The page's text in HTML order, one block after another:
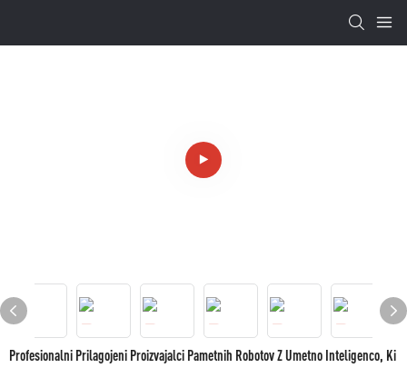
Profesionalni Prilagojeni Proizvajalci Pametnih Robotov Z Umetno Inteligenco, Ki